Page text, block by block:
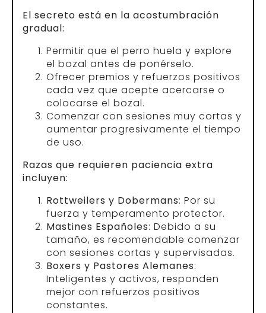
El secreto está en la acostumbración
gradual:
Permitir que el perro huela y explore
el bozal antes de ponérselo.
Ofrecer premios y refuerzos positivos
cada vez que acepte acercarse o
colocarse el bozal.
Comenzar con sesiones muy cortas y
aumentar progresivamente el tiempo
de uso.
Razas que requieren paciencia extra
incluyen:
Rottweilers y Dobermans: Por su
fuerza y temperamento protector.
Mastines Españoles: Debido a su
tamaño, es recomendable comenzar
con sesiones cortas y supervisadas.
Boxers y Pastores Alemanes:
Inteligentes y activos, responden
mejor con refuerzos positivos
constantes.